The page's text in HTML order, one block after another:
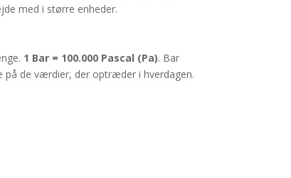
med i større enheder.
1 Bar = 100.000 Pascal (Pa). Bar
de værdier, der optræder i hverdagen.